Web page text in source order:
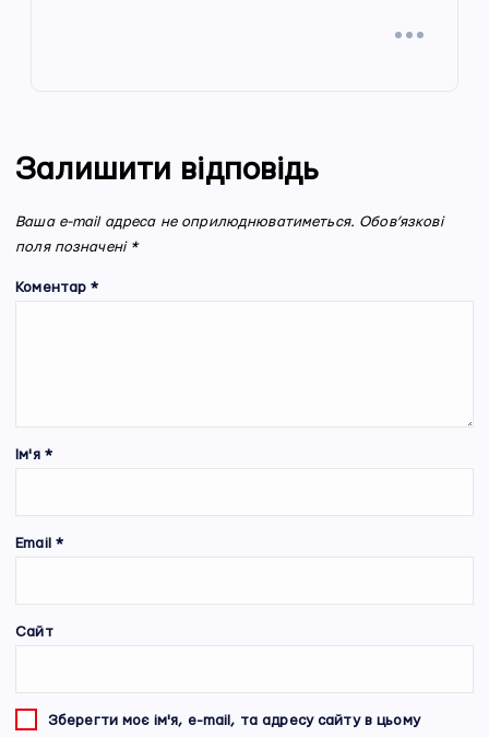
Залишити відповідь
Ваша e-mail адреса не оприлюднюватиметься. Обов’язкові
поля позначені *
Коментар*
Ім'я *
Email *
Сайт
Зберегти моє ім'я, e-mail, та адресу сайту в цьому